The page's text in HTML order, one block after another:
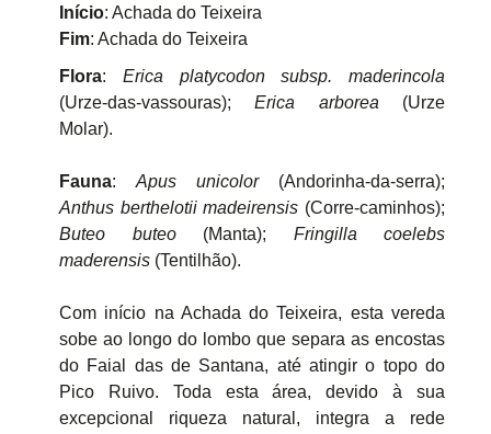
Início: Achada do Teixeira
Fim: Achada do Teixeira
Flora: Erica platycodon subsp. maderincola
(Urze-das-vassouras);Erica arborea (Urze
Molar).
Fauna: Apus unicolor(Andorinha-da-serra);
Anthus berthelotii madeirensis (Corre-caminhos);
Buteo buteo(Manta); Fringilla coelebs
maderensis (Tentilhão).
Com início na Achada do Teixeira, esta vereda
sobe ao longo do lombo que separa as encostas
do Faial das de Santana, até atingir o topo do
Pico Ruivo. Toda esta área, devido à sua
excepcional riqueza natural, integra a rede